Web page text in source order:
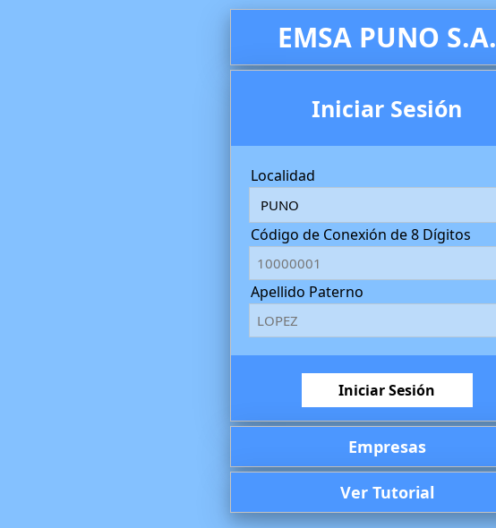
EMSA PUNO S.A.
Iniciar Sesión
Localidad
Código de Conexión de 8 Dígitos
Apellido Paterno
Iniciar Sesión
Empresas
Ver Tutorial